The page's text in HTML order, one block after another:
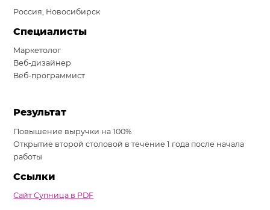
Блог
Россия, Новосибирск
Специалисты
Маркетолог
Веб-дизайнер
Веб-программист
Результат
Повышение выручки на 100%
Открытие второй столовой в течение 1 года после начала
работы
Ссылки
Сайт Супница в PDF